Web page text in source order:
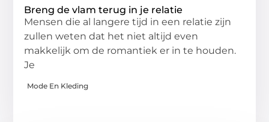
Breng de vlam terug in je relatie
Mensen die al langere tijd in een relatie zijn
zullen weten dat het niet altijd even
makkelijk om de romantiek er in te houden.
Je
Mode En Kleding